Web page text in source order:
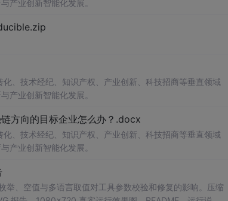
产业创新智能化发展。
、技术经纪、知识产权、产业创新、科技招商等垂直领域
产业创新智能化发展。
方向的目标企业怎么办？.docx
、技术经纪、知识产权、产业创新、科技招商等垂直领域
产业创新智能化发展。
、空值与多语言取值对工具参数校验和修复的影响。压缩